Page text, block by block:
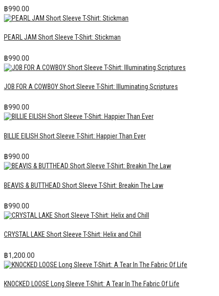
฿990.00
PEARL JAM Short Sleeve T-Shirt: Stickman
฿990.00
JOB FOR A COWBOY Short Sleeve T-Shirt: Illuminating Scriptures
฿990.00
BILLIE EILISH Short Sleeve T-Shirt: Happier Than Ever
฿990.00
BEAVIS & BUTTHEAD Short Sleeve T-Shirt: Breakin The Law
฿990.00
CRYSTAL LAKE Short Sleeve T-Shirt: Helix and Chill
฿1,200.00
KNOCKED LOOSE Long Sleeve T-Shirt: A Tear In The Fabric Of Life